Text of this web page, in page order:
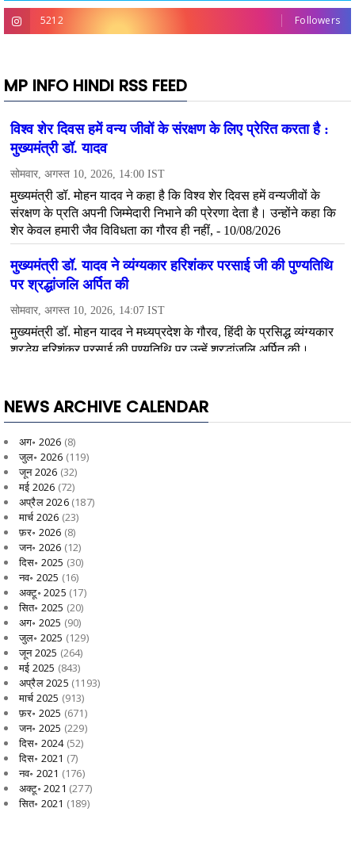
5212 Followers
MP INFO HINDI RSS FEED
NEWS ARCHIVE CALENDAR
अग॰ 2026 (8)
जुल॰ 2026 (119)
जून 2026 (32)
मई 2026 (72)
अप्रैल 2026(187)
मार्च 2026 (23)
फ़र॰ 2026 (8)
जन॰ 2026 (12)
दिस॰ 2025 (30)
नव॰ 2025 (16)
अक्टू॰ 2025 (17)
सित॰ 2025 (20)
अग॰ 2025 (90)
जुल॰ 2025 (129)
जून 2025 (264)
मई 2025 (843)
अप्रैल 2025 (1193)
मार्च 2025 (913)
फ़र॰ 2025 (671)
जन॰ 2025 (229)
दिस॰ 2024(52)
दिस॰ 2021 (7)
नव॰ 2021 (176)
अक्टू॰ 2021 (277)
सित॰ 2021 (189)